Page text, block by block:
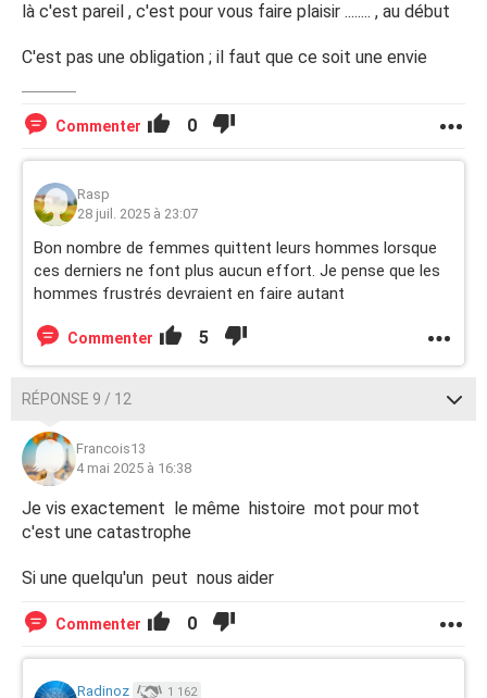
là c'est pareil , c'est pour vous faire plaisir ........ , au début
C'est pas une obligation ; il faut que ce soit une envie
Commenter 0
Rasp
28 juil. 2025 à 23:07
Bon nombre de femmes quittent leurs hommes lorsque
ces derniers ne font plus aucun effort. Je pense que les
hommes frustrés devraient en faire autant
Commenter 5
RÉPONSE 9 / 12
Francois13
4 mai 2025 à 16:38
Je vis exactement le même histoire mot pour mot
c'est une catastrophe
Si une quelqu'un peut nous aider
Commenter 0
Radinoz 1 162